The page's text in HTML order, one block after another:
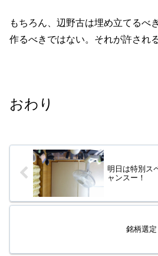
もちろん、辺野古は埋め立てるべ
作るべきではない。それが許され
おわり
明日は特別ス
ャンスー！
銘柄選定